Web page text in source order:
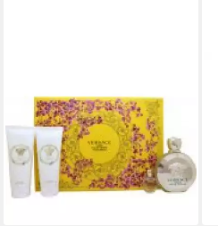
Femme Geschenkset EDP +
EDP + Körperlotion +
Duschgel
130,69 €
(428,49 €/ 1 l)